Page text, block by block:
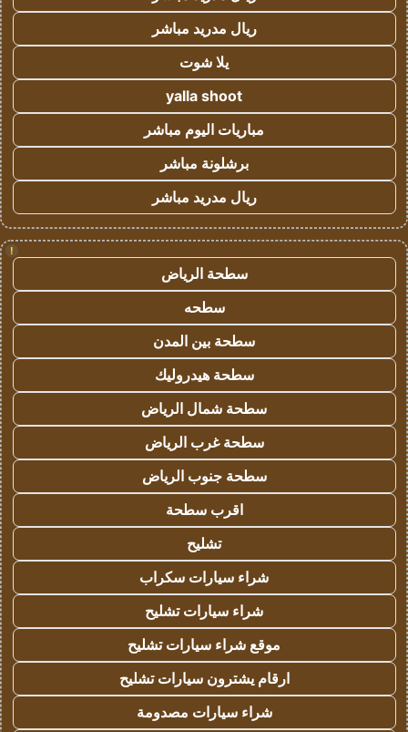
ريال مدريد مباشر
يلا شوت
yalla shoot
مباريات اليوم مباشر
برشلونة مباشر
ريال مدريد مباشر
!
سطحة الرياض
سطحه
سطحة بين المدن
سطحة هيدروليك
سطحة شمال الرياض
سطحة غرب الرياض
سطحة جنوب الرياض
اقرب سطحة
تشليح
شراء سيارات سكراب
شراء سيارات تشليح
موقع شراء سيارات تشليح
ارقام يشترون سيارات تشليح
شراء سيارات مصدومة